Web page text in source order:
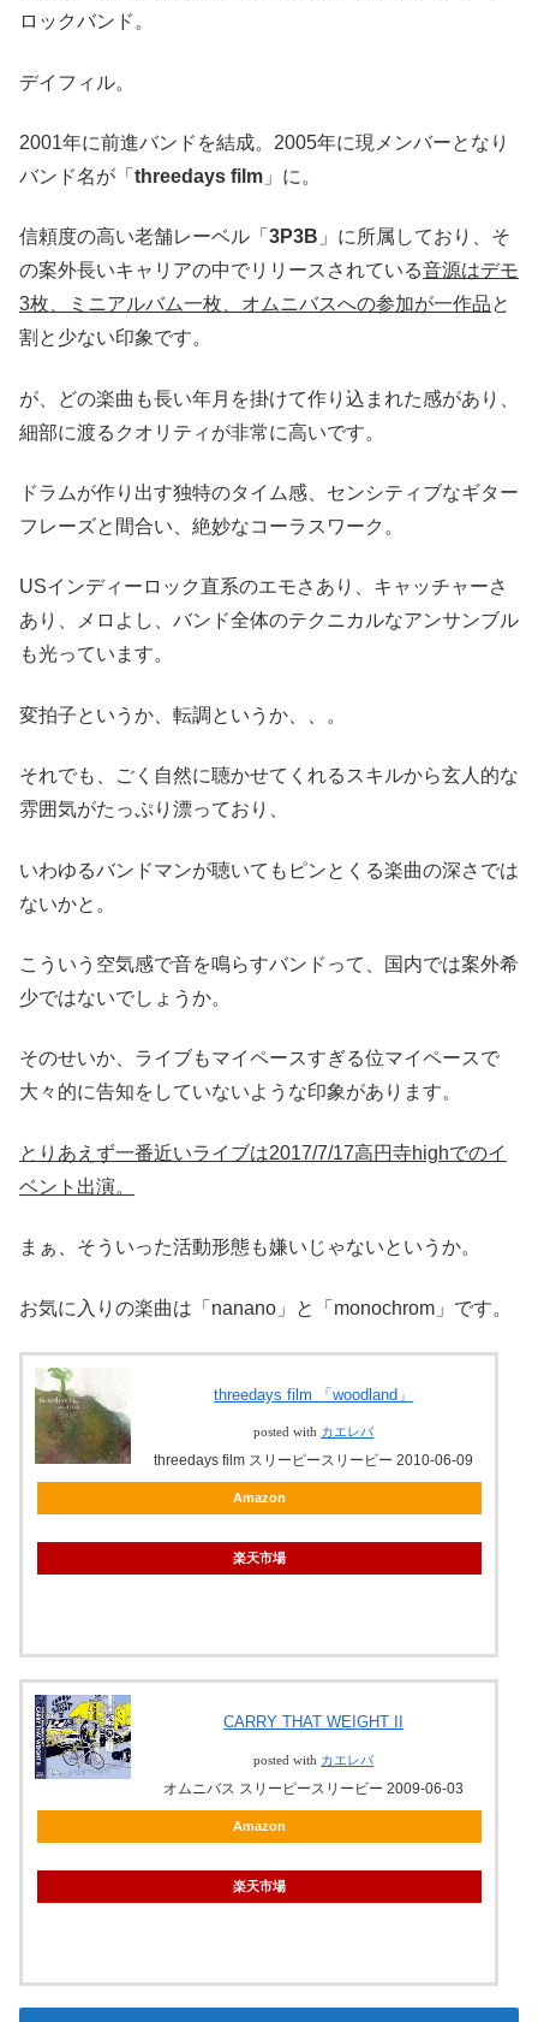
ロックバンド。
デイフィル。
2001年に前進バンドを結成。2005年に現メンバーとなり
バンド名が「 threedays film 」に。
信頼度の高い老舗レーベル「 3P3B 」に所属しており、そ
の案外長いキャリアの中でリリースされている音源はデモ
3枚、ミニアルバム一枚、オムニバスへの参加が一作品と
割と少ない印象です。
が、どの楽曲も長い年月を掛けて作り込まれた感があり、
細部に渡るクオリティが非常に高いです。
ドラムが作り出す独特のタイム感、センシティブなギター
フレーズと間合い、絶妙なコーラスワーク。
USインディーロック直系のエモさあり、キャッチャーさ
あり、メロよし、バンド全体のテクニカルなアンサンブル
も光っています。
変拍子というか、転調というか、、。
それでも、ごく自然に聴かせてくれるスキルから玄人的な
雰囲気がたっぷり漂っており、
いわゆるバンドマンが聴いてもピンとくる楽曲の深さでは
ないかと。
こういう空気感で音を鳴らすバンドって、国内では案外希
少ではないでしょうか。
そのせいか、ライブもマイペースすぎる位マイペースで
大々的に告知をしていないような印象があります。
とりあえず一番近いライブは2017/7/17高円寺highでのイ
ベント出演。
まぁ、そういった活動形態も嫌いじゃないというか。
お気に入りの楽曲は「 nanano 」と「 monochrom 」です。
threedays film 「woodland」
posted with カエレバ
threedays film スリーピースリービー 2010-06-09
Amazon
楽天市場
CARRY THAT WEIGHT II
posted with カエレバ
オムニバス スリーピースリービー 2009-06-03
Amazon
楽天市場